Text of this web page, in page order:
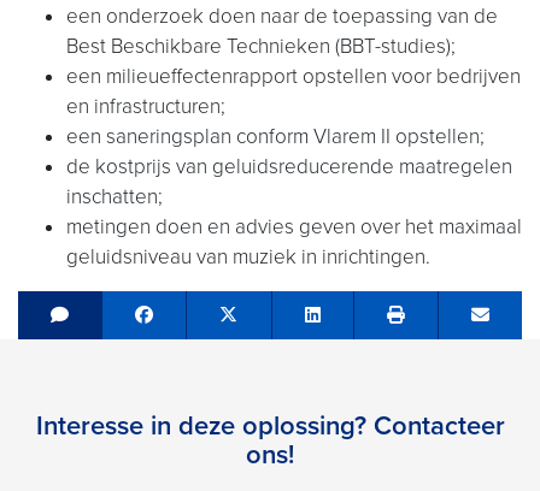
een onderzoek doen naar de toepassing van de
Best Beschikbare Technieken (BBT-studies);
een milieueffectenrapport opstellen voor bedrijven
en infrastructuren;
een saneringsplan conform Vlarem II opstellen;
de kostprijs van geluidsreducerende maatregelen
inschatten;
metingen doen en advies geven over het maximaal
geluidsniveau van muziek in inrichtingen.
Share on Facebook
Tweet Share on LinkedIn Send
Interesse in deze oplossing? Contacteer
ons!